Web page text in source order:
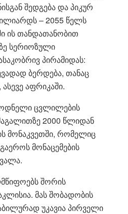
შედგება და პიკურ
– 2055 წელს
ის თანდათანობით
სერიოზული
პირამიდას:
ბერდება, თანაც
აფრიკაში.
ცვლილების
2000 წლიდან
მონაკვეთში, რომელიც
მონაცემების
შორის
მას შობადობის
უკავია პირველი